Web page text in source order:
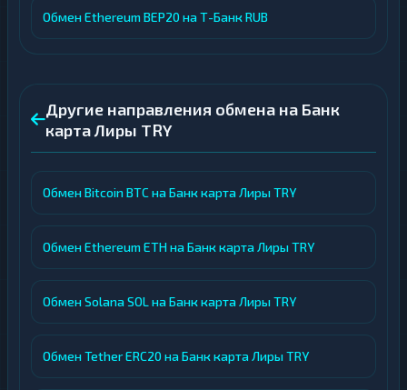
Обмен Ethereum BEP20 на Т-Банк RUB
Другие направления обмена на Банк
карта Лиры TRY
Обмен Bitcoin BTC на Банк карта Лиры TRY
Обмен Ethereum ETH на Банк карта Лиры TRY
Обмен Solana SOL на Банк карта Лиры TRY
Обмен Tether ERC20 на Банк карта Лиры TRY